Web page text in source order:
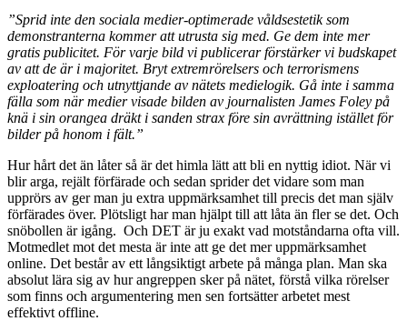
”Sprid inte den sociala medier-optimerade våldsestetik som
demonstranterna kommer att utrusta sig med. Ge dem inte mer
gratis publicitet. För varje bild vi publicerar förstärker vi budskapet
av att de är i majoritet. Bryt extremrörelsers och terrorismens
exploatering och utnyttjande av nätets medielogik. Gå inte i samma
fälla som när medier visade bilden av journalisten James Foley på
knä i sin orangea dräkt i sanden strax före sin avrättning istället för
bilder på honom i fält.”
Hur hårt det än låter så är det himla lätt att bli en nyttig idiot. När vi
blir arga, rejält förfärade och sedan sprider det vidare som man
upprörs av ger man ju extra uppmärksamhet till precis det man själv
förfärades över. Plötsligt har man hjälpt till att låta än fler se det. Och
snöbollen är igång. Och DET är ju exakt vad motståndarna ofta vill.
Motmedlet mot det mesta är inte att ge det mer uppmärksamhet
online. Det består av ett långsiktigt arbete på många plan. Man ska
absolut lära sig av hur angreppen sker på nätet, förstå vilka rörelser
som finns och argumentering men sen fortsätter arbetet mest
effektivt offline.